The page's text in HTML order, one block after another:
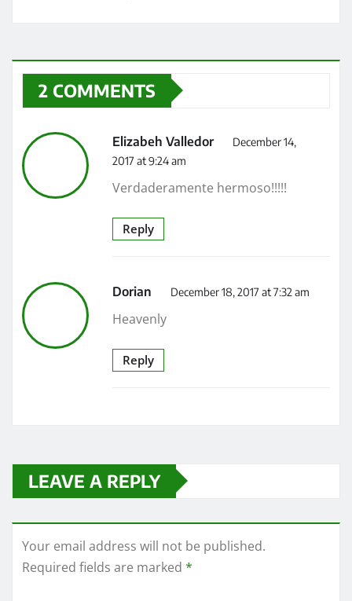
2 COMMENTS
Elizabeh Valledor
December 14,
2017 at 9:24 am
Verdaderamente hermoso!!!!!
Reply
Dorian December 18, 2017 at 7:32 am
Heavenly
Reply
LEAVE A REPLY
Your email address will not be published.
Required fields are marked *